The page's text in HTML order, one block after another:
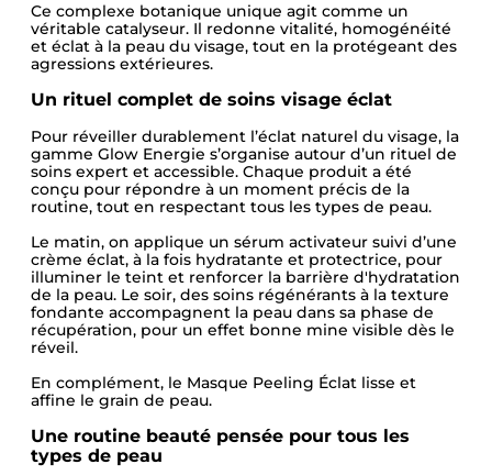
Ce complexe botanique unique agit comme un
véritable catalyseur. Il redonne vitalité, homogénéité
et éclat à la peau du visage, tout en la protégeant des
agressions extérieures.
Un rituel complet de soins visage éclat
Pour réveiller durablement l’éclat naturel du visage, la
gamme Glow Energie s’organise autour d’un rituel de
soins expert et accessible. Chaque produit a été
conçu pour répondre à un moment précis de la
routine, tout en respectant tous les types de peau.
Le matin, on applique un sérum activateur suivi d’une
crème éclat, à la fois hydratante et protectrice, pour
illuminer le teint et renforcer la barrière d'hydratation
de la peau. Le soir, des soins régénérants à la texture
fondante accompagnent la peau dans sa phase de
récupération, pour un effet bonne mine visible dès le
réveil.
En complément, le Masque Peeling Éclat lisse et
affine le grain de peau.
Une routine beauté pensée pour tous les
types de peau